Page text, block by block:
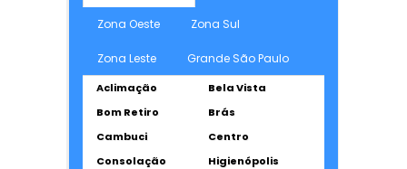
Zona Oeste Zona Sul
Zona Leste Grande São Paulo
Aclimação
Bela Vista
Bom Retiro
Brás
Cambuci
Centro
Consolação
Higienópolis